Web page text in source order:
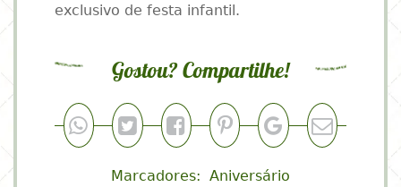
exclusivo de festa infantil.
Gostou? Compartilhe!
Marcadores: Aniversário